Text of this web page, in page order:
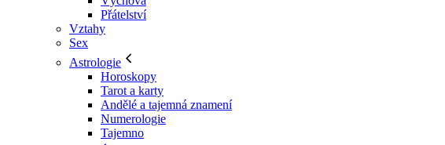
Přátelství
Vztahy
Sex
Astrologie
Horoskopy
Tarot a karty
Andělé a tajemná znamení
Numerologie
Tajemno